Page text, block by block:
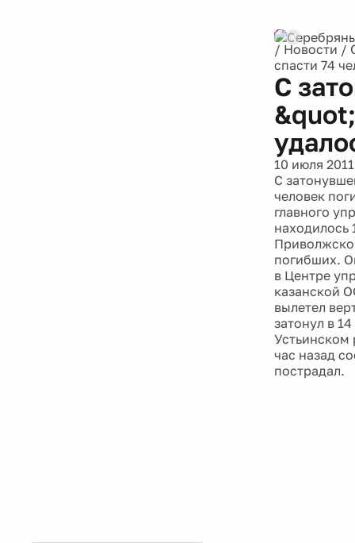
/ Новости /
спасти 74
С
10 июля 2011
С
человек
главного
находилось
погибших.
в Центре
казанской
вылетел
затонул в
Устьинском
час назад
пострадал.